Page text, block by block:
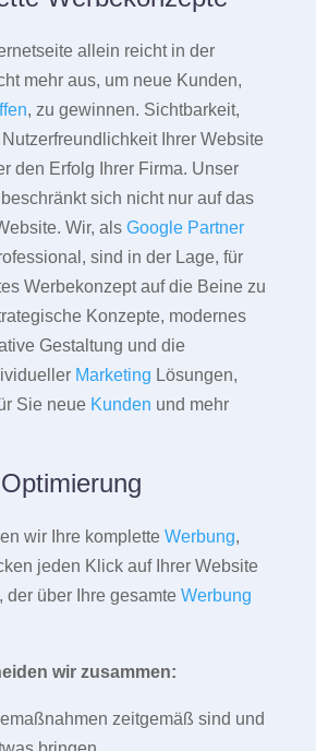
allein reicht in der
mehr aus, um neue Kunden,
, zu gewinnen. Sichtbarkeit,
Ihrer Website
den Erfolg Ihrer Firma. Unser
sich nicht nur auf das
Wir, als Google Partner
sind in der Lage, für
Werbekonzept auf die Beine zu
Konzepte, modernes
Gestaltung und die
Marketing Lösungen,
Sie neue Kunden und mehr
Optimierung
wir Ihre komplette Werbung,
jeden Klick auf Ihrer Website
der über Ihre gesamte Werbung
wir zusammen:
zeitgemäß sind und